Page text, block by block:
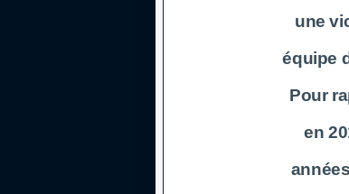
une
équipe
Pour
en